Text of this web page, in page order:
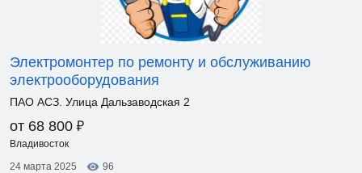
Электромонтер по ремонту и обслуживанию
электрооборудования
ПАО АСЗ. Улица Дальзаводская 2
от 68 800 ₽
Владивосток
24 марта 2025
96